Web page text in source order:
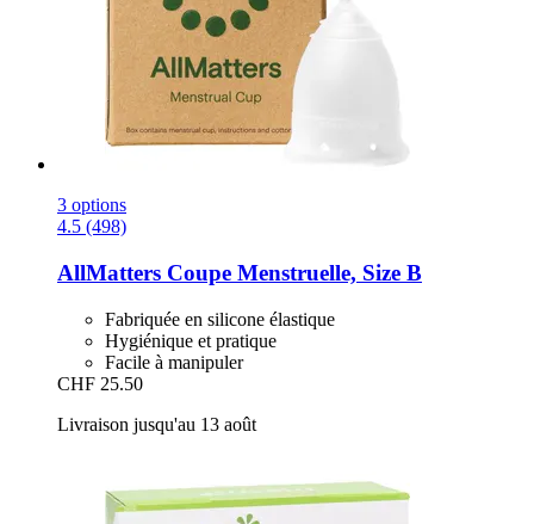
3 options
4.5 (498)
AllMatters Coupe Menstruelle, Size B
Fabriquée en silicone élastique
Hygiénique et pratique
Facile à manipuler
CHF 25.50
Livraison jusqu'au 13 août